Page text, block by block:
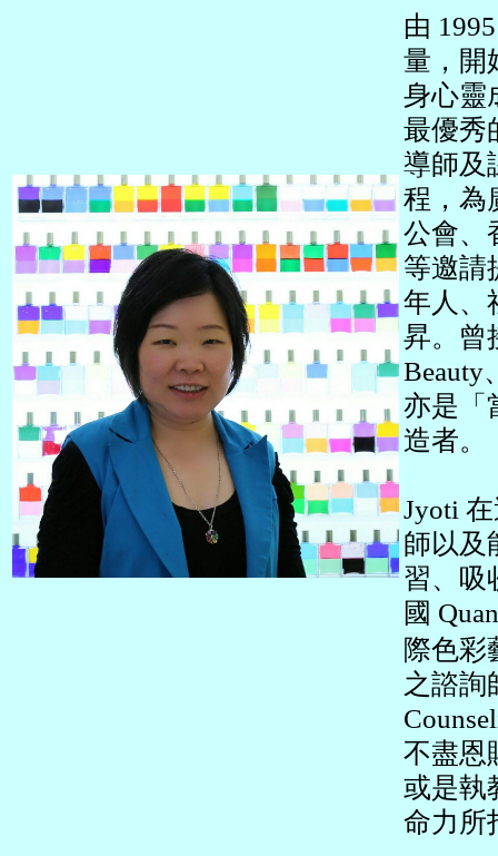
由
量，開
身心靈
最優秀
導師及
程，為
公會、
等邀請
年人、
昇。曾
Beauty
亦是「
造者。
Jyoti
師以及
習、吸
國
際色彩
之諮詢
不盡恩
或是執
命力所